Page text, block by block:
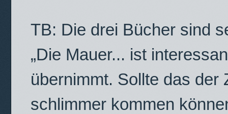
TB: Die drei Bücher sind
„Die Mauer... ist
übernimmt. Sollte das der
schlimmer kommen